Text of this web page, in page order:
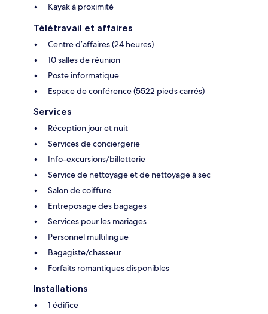
Kayak à proximité
Télétravail et affaires
Centre d’affaires (24 heures)
10 salles de réunion
Poste informatique
Espace de conférence (5522 pieds carrés)
Services
Réception jour et nuit
Services de conciergerie
Info-excursions/billetterie
Service de nettoyage et de nettoyage à sec
Salon de coiffure
Entreposage des bagages
Services pour les mariages
Personnel multilingue
Bagagiste/chasseur
Forfaits romantiques disponibles
Installations
1 édifice